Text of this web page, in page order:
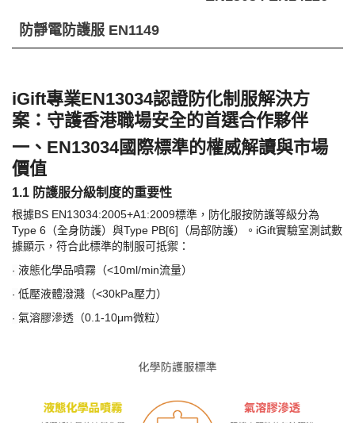
防靜電防護服 EN1149
iGift專業EN13034認證防化制服解決方
案：守護香港職場安全的首選合作夥伴
一、 EN13034國際標準的權威解讀與市場
價值
1.1 防護服分級制度的重要性
根據BS EN13034:2005+A1:2009標準，防化服按防護等級分為
Type 6（全身防護）與Type PB[6]（局部防護）。iGift實驗室測試數
據顯示，符合此標準的制服可抵禦：
· 液態化學品噴霧（<10ml/min流量）
· 低壓液體潑濺（<30kPa壓力）
· 氣溶膠滲透（0.1-10μm微粒）